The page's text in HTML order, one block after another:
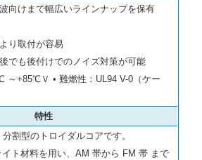
向けまで幅広いラインナップを保有
り取付が容易
でも後付けでのノイズ対策が可能
～+85℃Ｖ • 難燃性：UL94 V-0（ケー
特性
割型のトロイダルコアです。
ト材料を用い、AM 帯から FM 帯 まで